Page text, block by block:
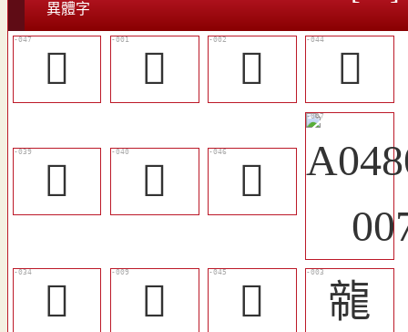
異體字
󷄠 𠉒 𠊋 󴺰
󵂞 󰱪 󷄟
󷄓 𢀀 󷄞
㡣